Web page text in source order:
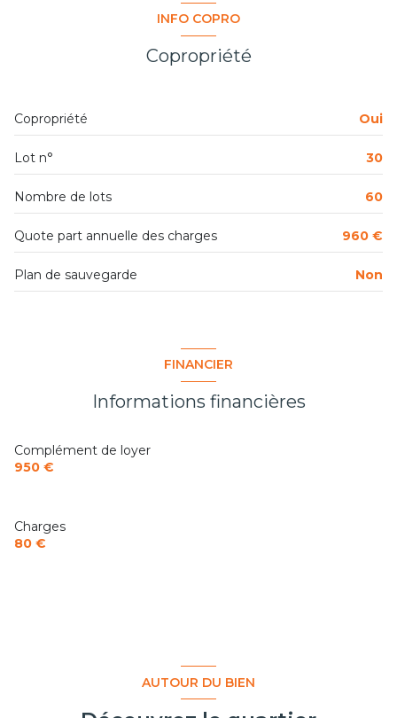
5 étage(s)
vue Dégagée, Notre Dame et mer
balcon
INFO COPRO
Copropriété
Copropriété Oui
Lot n° 30
Nombre de lots 60
Quote part annuelle des charges 960 €
Plan de sauvegarde Non
FINANCIER
Informations financières
Complément de loyer
950 €
Charges
80 €
AUTOUR DU BIEN